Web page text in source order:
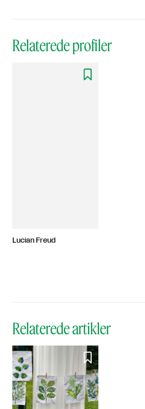
Relaterede profiler

Lucian Freud
Relaterede artikler
